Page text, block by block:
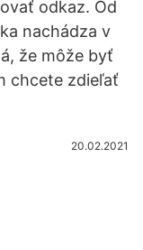
odkaz. Od
nachádza v
že môže byť
chcete zdieľať
20.02.2021